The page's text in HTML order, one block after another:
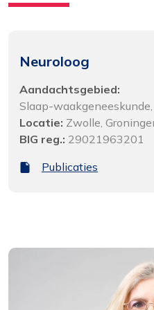
Neuroloog
Aandachtsgebied:
Slaap-
Locatie: Zwolle,
BIG reg.: 29021963201
Bestand
Publicaties